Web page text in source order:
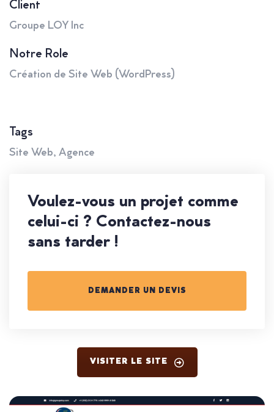
Client
Groupe LOY Inc
Notre Role
Création de Site Web (WordPress)
Tags
Site Web, Agence
Voulez-vous un projet comme
celui-ci ? Contactez-nous
sans tarder !
DEMANDER UN DEVIS
VISITER LE SITE